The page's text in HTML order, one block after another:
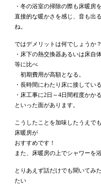
・冬の浴室の掃除の際も床暖房
直接的な暖かさを感じ、音も出
ね。
ではデメリットは何でしょうか？
・床下の熱交換器あるいは床自
等に比べ
初期費用が高額となる。
・長時間にわたり床に接してい
・床工事に2日～4日間程度かかる
といった面があります。
こうしたことを加味したうえで
床暖房が
おすすめです！
また、床暖房の上でシャワーを
とりあえず話だけでも聞いてみ
たい